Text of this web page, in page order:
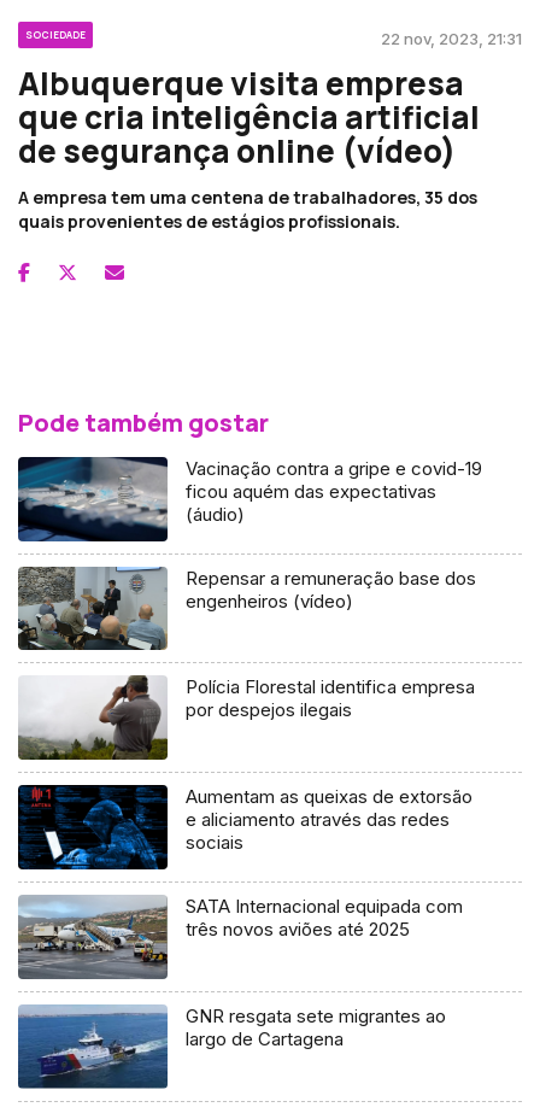
SOCIEDADE 22 nov, 2023, 21:31
Albuquerque visita empresa
que cria inteligência artificial
de segurança online (vídeo)
A empresa tem uma centena de trabalhadores, 35 dos
quais provenientes de estágios profissionais.
Pode também gostar
Vacinação contra a gripe e covid-19
ficou aquém das expectativas
(áudio)
Repensar a remuneração base dos
engenheiros (vídeo)
Polícia Florestal identifica empresa
por despejos ilegais
Aumentam as queixas de extorsão
e aliciamento através das redes
sociais
SATA Internacional equipada com
três novos aviões até 2025
GNR resgata sete migrantes ao
largo de Cartagena